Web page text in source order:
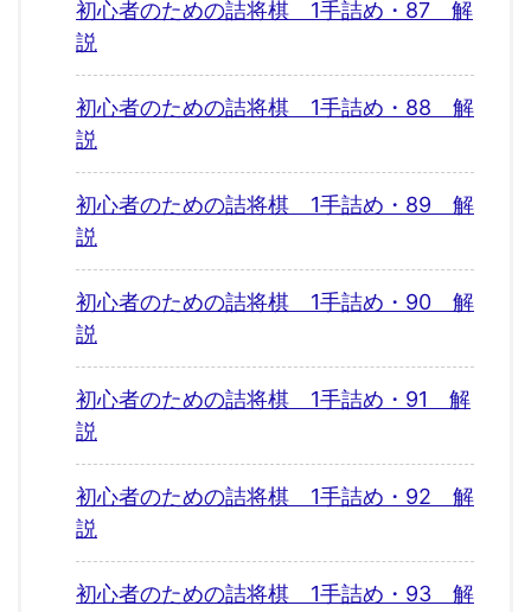
初心者のための詰将棋 1手詰め・87 解
説
初心者のための詰将棋 1手詰め・88 解
説
初心者のための詰将棋 1手詰め・89 解
説
初心者のための詰将棋 1手詰め・90 解
説
初心者のための詰将棋 1手詰め・91 解
説
初心者のための詰将棋 1手詰め・92 解
説
初心者のための詰将棋 1手詰め・93 解